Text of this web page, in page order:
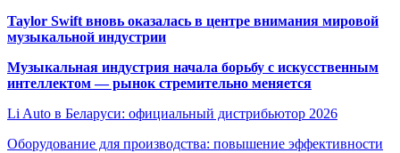
Taylor Swift вновь оказалась в центре внимания мировой
музыкальной индустрии
Музыкальная индустрия начала борьбу с искусственным
интеллектом — рынок стремительно меняется
Li Auto в Беларуси: официальный дистрибьютор 2026
Оборудование для производства: повышение эффективности